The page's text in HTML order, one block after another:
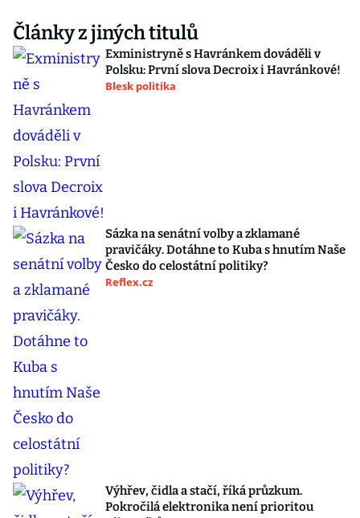
Články z jiných titulů
Exministryně s Havránkem dováděli v
Polsku: První slova Decroix i Havránkové!
Blesk politika
Sázka na senátní volby a zklamané
pravičáky. Dotáhne to Kuba s hnutím Naše
Česko do celostátní politiky?
Reflex.cz
Výhřev, čidla a stačí, říká průzkum.
Pokročilá elektronika není prioritou